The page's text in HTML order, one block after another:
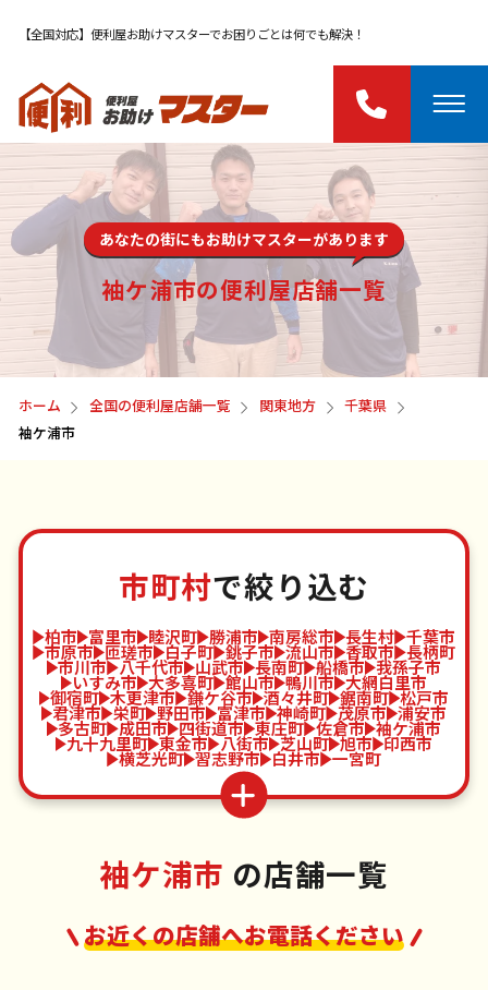
【全国対応】便利屋お助けマスターでお困りごとは何でも解決！
あなたの街にもお助けマスターがあります
袖ケ浦市の便利屋店舗一覧
ホーム 全国の便利屋店舗一覧 関東地方
千葉県
袖ケ浦市
市町村で絞り込む
柏市 富里市 睦沢町 勝浦市 南房総市 長生村 千葉市
市原市 匝瑳市 白子町 銚子市 流山市 香取市 長柄町
市川市 八千代市 山武市 長南町 船橋市 我孫子市
いすみ市 大多喜町 館山市 鴨川市 大網白里市
御宿町 木更津市 鎌ケ谷市 酒々井町 鋸南町 松戸市
君津市 栄町 野田市 富津市 神崎町 茂原市 浦安市
多古町 成田市 四街道市 東庄町 佐倉市 袖ケ浦市
九十九里町 東金市 八街市 芝山町 旭市 印西市
横芝光町 習志野市 白井市 一宮町
袖ケ浦市 の店舗一覧
お近くの店舗へお電話ください